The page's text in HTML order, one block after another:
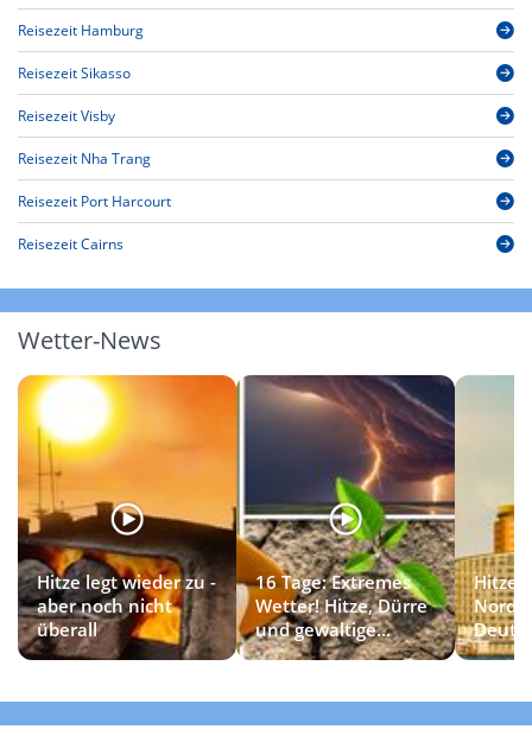
Reisezeit Hamburg
Reisezeit Sikasso
Reisezeit Visby
Reisezeit Nha Trang
Reisezeit Port Harcourt
Reisezeit Cairns
Wetter-News
Hitze legt wieder zu -
aber noch nicht
überall
16 Tage: Extremes
Wetter! Hitze, Dürre
und gewaltige
Gewitter